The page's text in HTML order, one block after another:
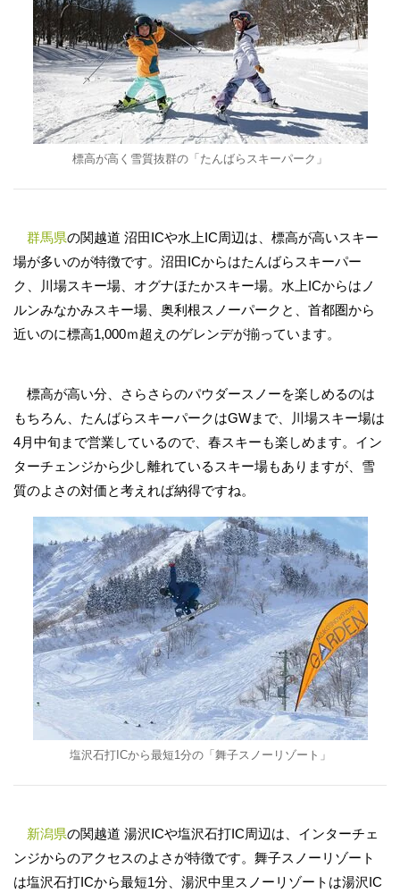
標高が高く雪質抜群の「たんばらスキーパーク」
群馬県の関越道 沼田ICや水上IC周辺は、標高が高いスキー
場が多いのが特徴です。沼田ICからはたんばらスキーパー
ク、川場スキー場、オグナほたかスキー場。水上ICからはノ
ルンみなかみスキー場、奥利根スノーパークと、首都圏から
近いのに標高1,000ｍ超えのゲレンデが揃っています。
標高が高い分、さらさらのパウダースノーを楽しめるのは
もちろん、たんばらスキーパークはGWまで、川場スキー場は
4月中旬まで営業しているので、春スキーも楽しめます。イン
ターチェンジから少し離れているスキー場もありますが、雪
質のよさの対価と考えれば納得ですね。
塩沢石打ICから最短1分の「舞子スノーリゾート」
新潟県の関越道 湯沢ICや塩沢石打IC周辺は、インターチェ
ンジからのアクセスのよさが特徴です。舞子スノーリゾート
は塩沢石打ICから最短1分、湯沢中里スノーリゾートは湯沢IC